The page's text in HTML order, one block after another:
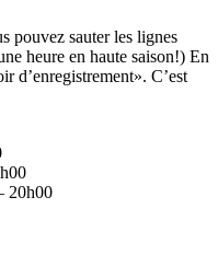
pouvez sauter les lignes
heure en haute saison!) En
d’enregistrement». C’est
20h00